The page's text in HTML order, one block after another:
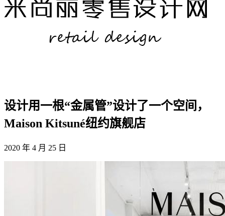
设计用一根“金属管”设计了一个空间，
Maison Kitsuné纽约旗舰店
2020 年 4 月 25 日